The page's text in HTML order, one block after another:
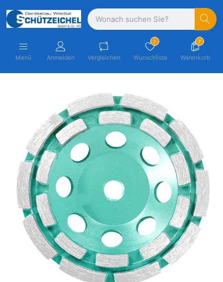
Menü Anmelden Vergleichen
1
Wunschliste
7
Warenkorb